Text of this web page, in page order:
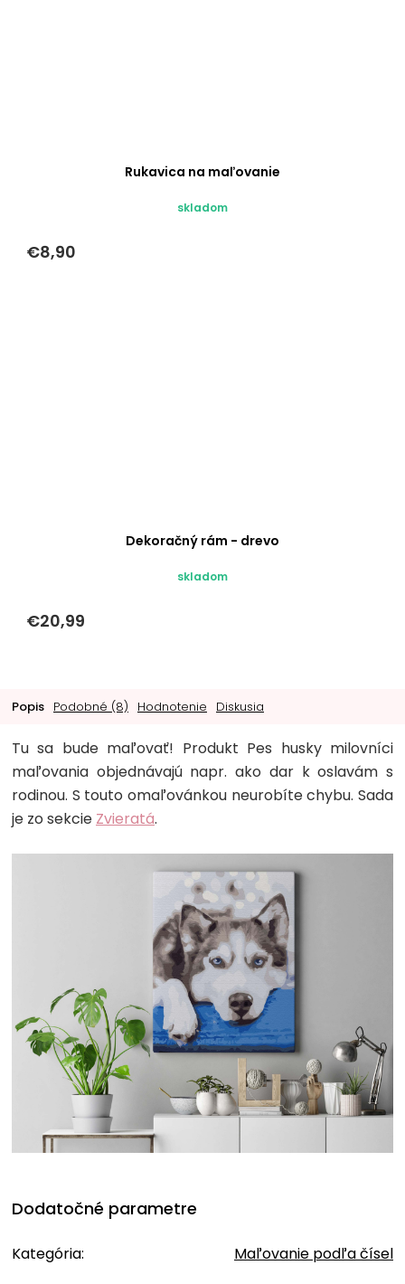
Rukavica na maľovanie
skladom
€8,90
Dekoračný rám - drevo
skladom
€20,99
Popis Podobné (8) Hodnotenie Diskusia
Tu sa bude maľovať! Produkt Pes husky milovníci
maľovania objednávajú napr. ako dar k oslavám s
rodinou. S touto omaľovánkou neurobíte chybu. Sada
je zo sekcie Zvieratá.
Dodatočné parametre
Kategória: Maľovanie podľa čísel